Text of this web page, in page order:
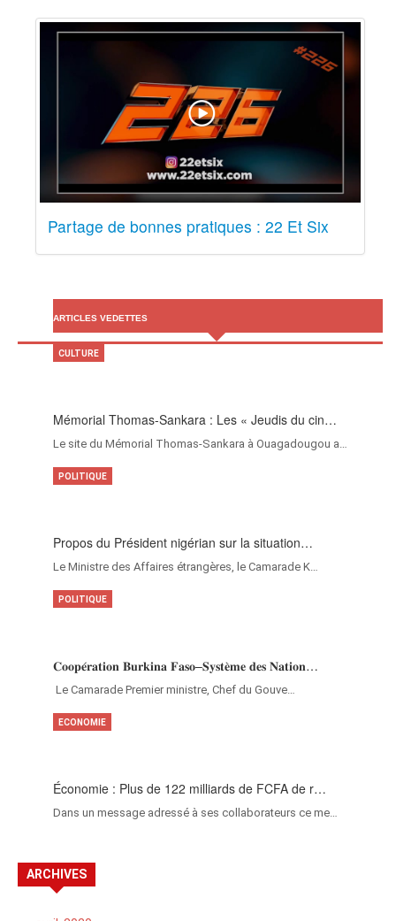
Partage de bonnes pratiques : 22 Et Six
ARTICLES VEDETTES
Mémorial Thomas-Sankara : Les « Jeudis du cin…
Le site du Mémorial Thomas-Sankara à Ouagadougou a…
CULTURE
Propos du Président nigérian sur la situation…
Le Ministre des Affaires étrangères, le Camarade K…
POLITIQUE
𝐂𝐨𝐨𝐩𝐞́𝐫𝐚𝐭𝐢𝐨𝐧 𝐁𝐮𝐫𝐤𝐢𝐧𝐚 𝐅𝐚𝐬𝐨–𝐒𝐲𝐬𝐭𝐞̀𝐦𝐞 𝐝𝐞𝐬 𝐍𝐚𝐭𝐢𝐨𝐧…
‎Le Camarade Premier ministre, Chef du Gouve…
POLITIQUE
Économie : Plus de 122 milliards de FCFA de r…
Dans un message adressé à ses collaborateurs ce me…
ECONOMIE
ARCHIVES